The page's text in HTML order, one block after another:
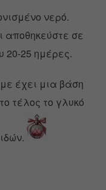
νερό.
αποθηκεύστε σε
20-25 ημέρες.
έχει μια βάση
τέλος το γλυκό